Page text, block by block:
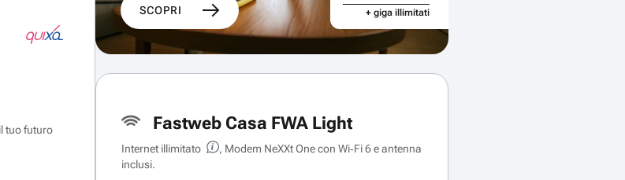
tuo futuro
SCOPRI
+ giga illimitati
Fastweb Casa FWA Light
Internet illimitato
, Modem NeXXt One con Wi‑Fi 6 e antenna
inclusi.